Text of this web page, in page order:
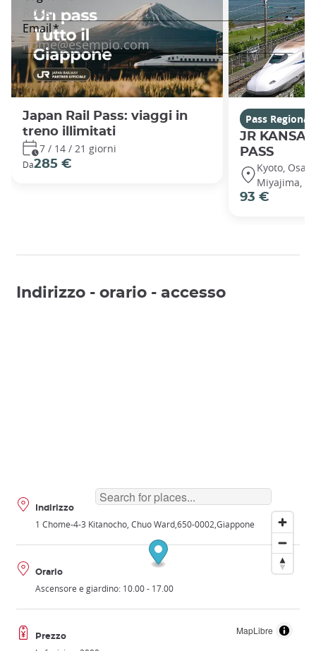
Japan Rail Pass: viaggi in
treno illimitati
7 / 14 / 21 giorni
Da285 €
Pass Regionali
JR KANSAI
PASS
Kyoto,
Miyajima,
93 €
Indirizzo - orario - accesso
MapLibre
Indirizzo
1 Chome-4-3 Kitanocho, Chuo Ward650-0002Giappone
Orario
Ascensore e giardino: 10.00 - 17.00
Prezzo